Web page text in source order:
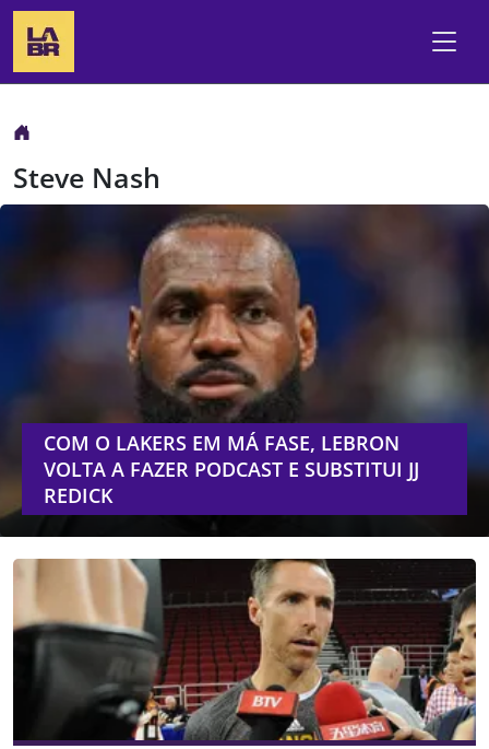
Steve Nash
COM O LAKERS EM MÁ FASE, LEBRON
VOLTA A FAZER PODCAST E SUBSTITUI JJ
REDICK